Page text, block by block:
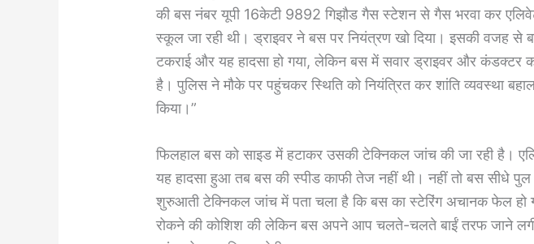
की बस नंबर यूपी 16केटी 9892 गिझौड गैस स्टेशन से गैस भरवा कर
स्कूल जा रही थी। ड्राइवर ने बस पर नियंत्रण खो दिया। इसकी वजह से
टकराई और यह हादसा हो गया, लेकिन बस में सवार ड्राइवर और कंडक्टर
है। पुलिस ने मौके पर पहुंचकर स्थिति को नियंत्रित कर शांति व्यवस्था
किया।”
फिलहाल बस को साइड में हटाकर उसकी टेक्निकल जांच की जा रही है।
यह हादसा हुआ तब बस की स्पीड काफी तेज नहीं थी। नहीं तो बस सीधे पुल
शुरुआती टेक्निकल जांच में पता चला है कि बस का स्टेरिंग अचानक फेल हो
रोकने की कोशिश की लेकिन बस अपने आप चलते-चलते बाईं तरफ जाने